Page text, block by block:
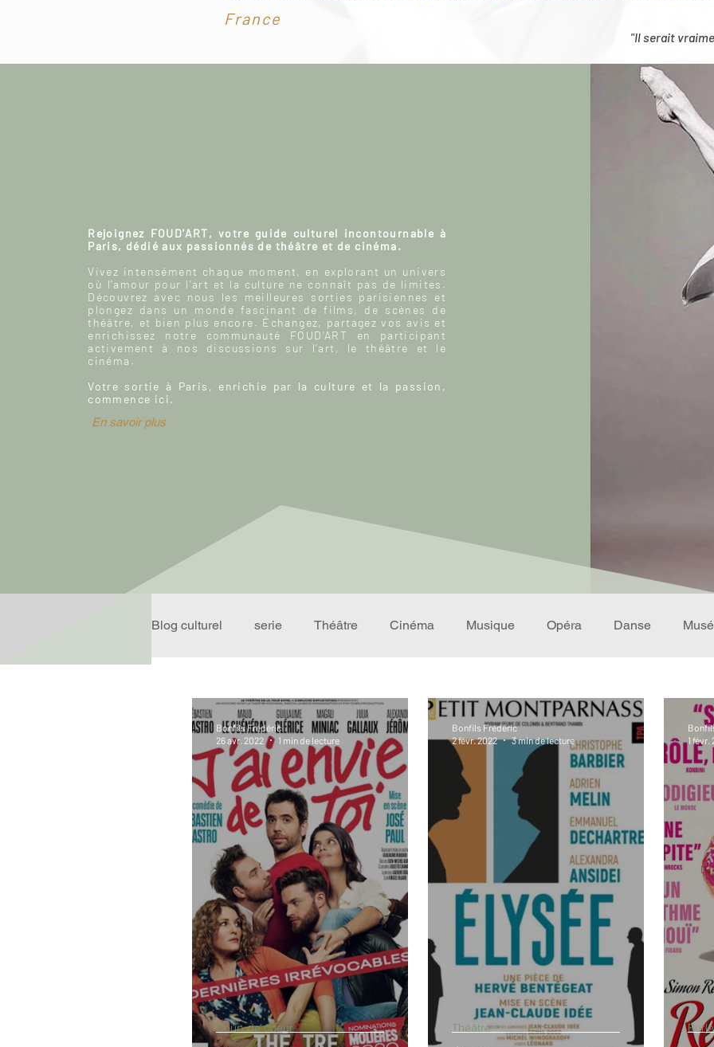
France
"Il serait
Rejoignez FOUD'ART, votre guide culturel incontournable à
Paris, dédié aux passionnés de théâtre et de cinéma.
Vivez intensément chaque moment, en explorant un univers
où l'amour pour l'art et la culture ne connaît pas de limites.
Découvrez avec nous les meilleures sorties parisiennes et
plongez dans un monde fascinant de films, de scènes de
théâtre, et bien plus encore. Échangez, partagez vos avis et
enrichissez notre communauté FOUD'ART en participant
activement à nos discussions sur l’art, le théâtre et le
cinéma.
Votre sortie à Paris, enrichie par la culture et la passion,
commence ici.
En savoir plus
Blog culturel serie Théâtre Cinéma Musique Opéra Danse
Performance Rire Récompense Festival Coup de coeur Instructif
Événement Validé par Romane. Spécial Famille Littérature Cirque
Offre spéciale Annuaire Théâtre - Musée Hommage
Coup de coeur
Bonfils Frédéric
26 avr. 2022
1 min de lecture
Théâtre
Bonfils Frédéric
2 févr. 2022
3 min de lecture
1 févr.